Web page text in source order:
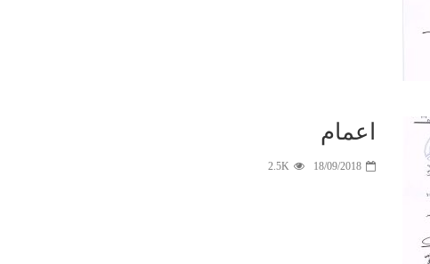
اعمام
18/09/2018
2.5K